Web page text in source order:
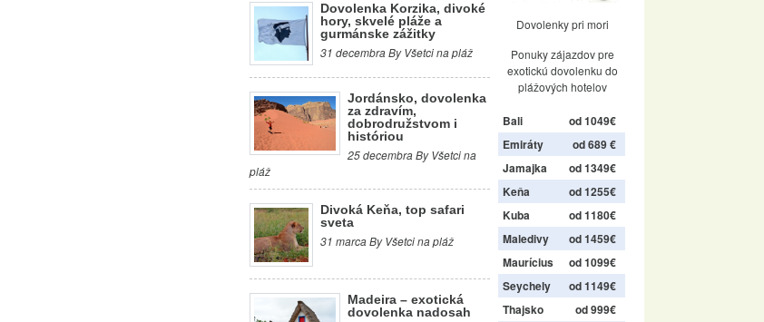
Dovolenka Korzika, divoké
hory, skvelé pláže a
gurmánske zážitky
31 decembra By Všetci na pláž
Jordánsko, dovolenka
za zdravím,
dobrodružstvom i
históriou
25 decembra By Všetci na
pláž
Divoká Keňa, top safari
sveta
31 marca By Všetci na pláž
Madeira – exotická
dovolenka nadosah
Dovolenky pri mori
Ponuky zájazdov pre
exotickú dovolenku do
plážových hotelov
Bali
od 1049€
Emiráty
od 689 €
Jamajka
od 1349€
Keňa
od 1255€
Kuba
od 1180€
Maledivy
od 1459€
Maurícius
od 1099€
Seychely
od 1149€
Thajsko
od 999€